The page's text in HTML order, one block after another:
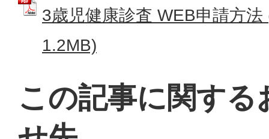
3歳児健康診査 WEB申請方
1.2MB)
この記事に関する